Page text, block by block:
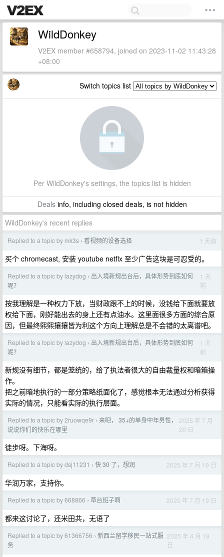
WildDonkey
V2EX member #658794, joined on 2023-11-02 11:43:28
+08:00
Switch topics list
Per WildDonkey's settings, the topics list is hidden
Dealsinfo, including closed deals, is not hidden
WildDonkey's recent replies
Replied to a topic by mk3s › 看视频的设备选择 1 天前
买个 chromecast, 安装 youtube netflx 至少广告这块是可忍受的。
Replied to a topic by lazydog › 出入境新规出台后，具体形势到底如何
呢？
1 天
前
按我理解是一种权力下放，当财政跟不上的时候，没钱给下面就要放
权给下面，刚好能出去的身上还有点油水。这里面很多方面的综合原
因，但最终熙熙攘攘皆为利这个方向上理解总是不会错的太离谱吧。
Replied to a topic by lazydog › 出入境新规出台后，具体形势到底如何
呢？
1 天
前
新规没有细节，都是笼统的，给了执法者很大的自由裁量权和暗箱操
作。
把之前暗地执行的一部分策略纸面化了，感觉根本无法通过分析获得
实际的情况，只能看实际的执行层面。
Replied to a topic by 2ruowqe9r › 来吧， 35+的单身中年男性，
说说你们的快乐在哪里
2025 年 7 月
20 日
徒步呀。下海呀。
Replied to a topic by dsj11231 › 快 30 了，想润 2025 年 7 月 19 日
华润万家，支持你。
Replied to a topic by 668866 › 草台班子啊 2025 年 7 月 19 日
都来这讨论了，还米田共，无语了
Replied to a topic by 61366756 › 新西兰留学移民一站式服
务
2025 年 4 月 19
日